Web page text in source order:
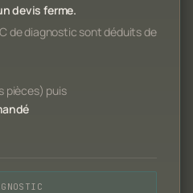
devis ferme.
de diagnostic sont déduits de
pièces) puis